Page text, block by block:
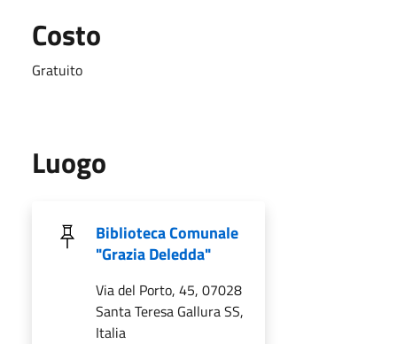
Costo
Gratuito
Luogo
Biblioteca Comunale
"Grazia Deledda"
Via del Porto, 45, 07028
Santa Teresa Gallura SS,
Italia